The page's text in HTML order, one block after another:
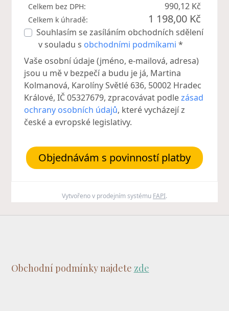
Celkem bez DPH: 990,12 Kč
Celkem k úhradě: 1 198,00 Kč
Souhlasím se zasíláním obchodních sdělení
v souladu s obchodními podmíkami *
Vaše osobní údaje (jméno, e-mailová, adresa)
jsou u mě v bezpečí a budu je já, Martina
Kolmanová, Karolíny Světlé 636, 50002 Hradec
Králové, IČ 05327679, zpracovávat podlezásad
ochrany osobních údajů, které vycházejí z
české a evropské legislativy.
Objednávám s povinností platby
Vytvořeno v prodejním systému FAPI.
Obchodní podmínky najdete zde